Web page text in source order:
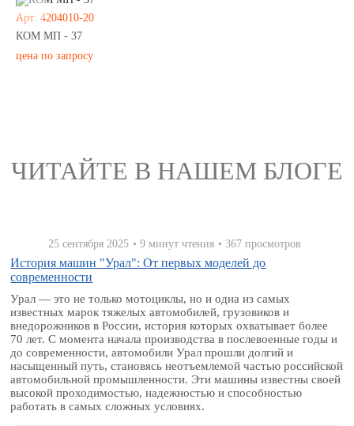
Арт: 4204010-20
КОМ МП - 37
цена по запросу
ЧИТАЙТЕ В НАШЕМ БЛОГЕ
25 сентября 2025 • 9 минут чтения • 367 просмотров
История машин "Урал": От первых моделей до
современности
Урал — это не только мотоциклы, но и одна из самых
известных марок тяжелых автомобилей, грузовиков и
внедорожников в России, история которых охватывает более
70 лет. С момента начала производства в послевоенные годы и
до современности, автомобили Урал прошли долгий и
насыщенный путь, становясь неотъемлемой частью российской
автомобильной промышленности. Эти машины известны своей
высокой проходимостью, надежностью и способностью
работать в самых сложных условиях.